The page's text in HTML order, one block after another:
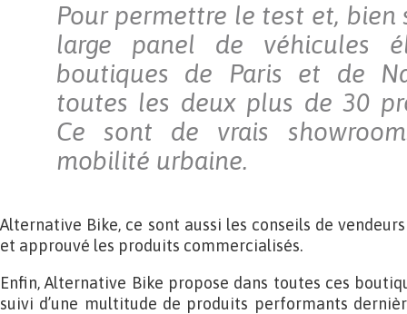
Pour permettre le test et, bien
large panel de véhicules
boutiques de Paris et de
toutes les deux plus de 30
Ce sont de vrais
mobilité urbaine.
Alternative Bike, ce sont aussi les conseils de
et approuvé les produits commercialisés.
Enfin, Alternative Bike propose dans toutes ces
suivi d’une multitude de produits performants